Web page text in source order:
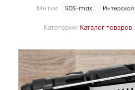
Категории: Каталог товаров,
Метки: SDS-max Интерскол